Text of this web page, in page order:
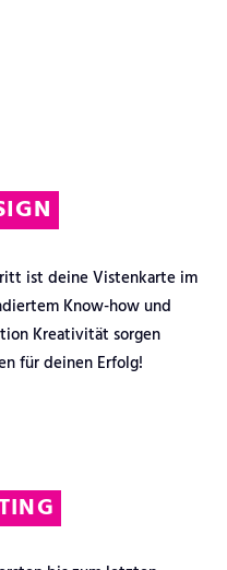
ist deine Vistenkarte im
Know-how und
Kreativität sorgen
für deinen Erfolg!